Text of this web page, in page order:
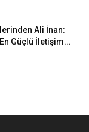
Ali İnan:
Güçlü İletişim...